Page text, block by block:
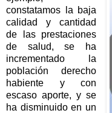
constatamos la baja
calidad y cantidad
de las prestaciones
de salud, se ha
incrementado la
población derecho
habiente y con
escaso aporte, y se
ha disminuido en un